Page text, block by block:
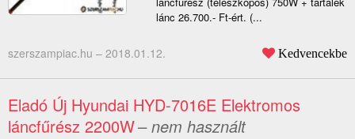
lánc 26.700.- Ft-ért. (...
szerszampiac.hu – 2018.01.12. Kedvencekbe
Eladó Új Hyundai HYD-7016E Elektromos
láncfűrész 2200W– nem használt